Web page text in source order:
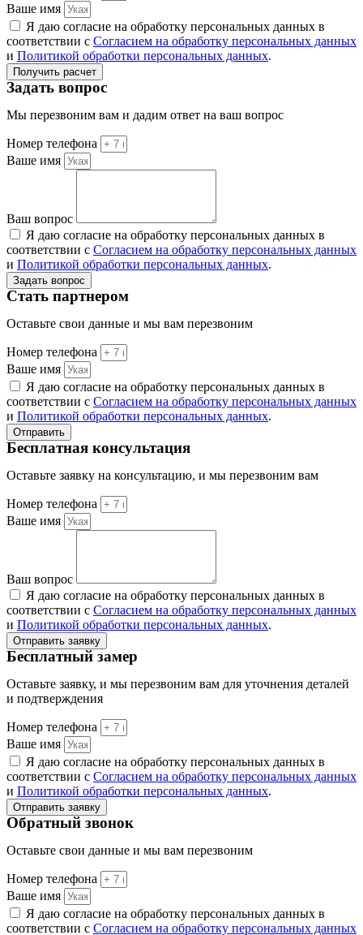
Ваше имя
Я даю согласие на обработку персональных данных в
соответствии с Согласием на обработку персональных данных
и Политикой обработки персональных данных.
Получить расчет
Задать вопрос
Мы перезвоним вам и дадим ответ на ваш вопрос
Номер телефона
Ваше имя
Ваш вопрос
Я даю согласие на обработку персональных данных в
соответствии с Согласием на обработку персональных данных
и Политикой обработки персональных данных.
Задать вопрос
Стать партнером
Оставьте свои данные и мы вам перезвоним
Номер телефона
Ваше имя
Я даю согласие на обработку персональных данных в
соответствии с Согласием на обработку персональных данных
и Политикой обработки персональных данных.
Отправить
Бесплатная консультация
Оставьте заявку на консультацию, и мы перезвоним вам
Номер телефона
Ваше имя
Ваш вопрос
Я даю согласие на обработку персональных данных в
соответствии с Согласием на обработку персональных данных
и Политикой обработки персональных данных.
Отправить заявку
Бесплатный замер
Оставьте заявку, и мы перезвоним вам для уточнения деталей
и подтверждения
Номер телефона
Ваше имя
Я даю согласие на обработку персональных данных в
соответствии с Согласием на обработку персональных данных
и Политикой обработки персональных данных.
Отправить заявку
Обратный звонок
Оставьте свои данные и мы вам перезвоним
Номер телефона
Ваше имя
Я даю согласие на обработку персональных данных в
соответствии с Согласием на обработку персональных данных